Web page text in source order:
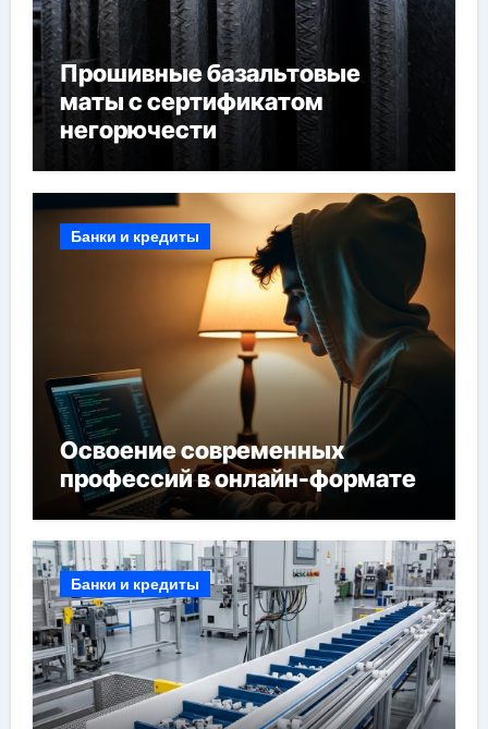
Прошивные базальтовые
маты с сертификатом
негорючести
Банки и кредиты
Освоение современных
профессий в онлайн-формате
Банки и кредиты